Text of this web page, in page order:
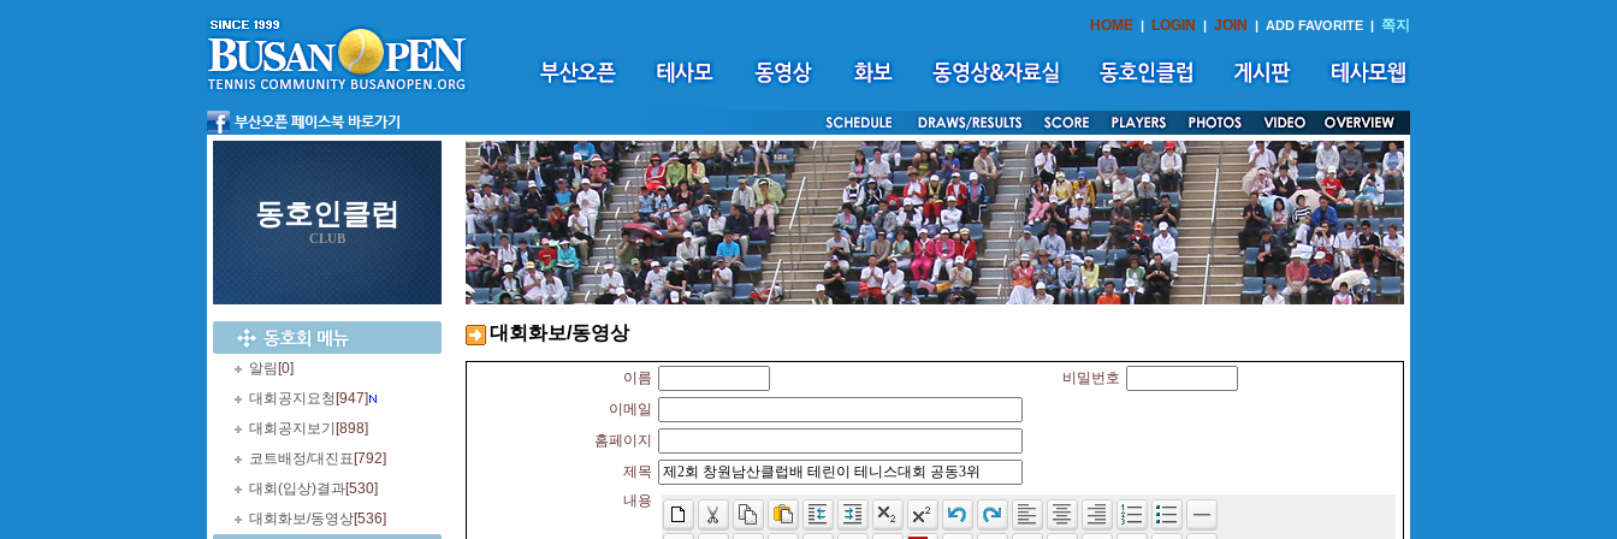
HOME | LOGIN | JOIN | ADD FAVORITE | 쪽지
동호인클럽
CLUB
알림 [0]
대회공지요청 [947]
대회공지보기 [898]
코트배정/대진표 [792]
대회(입상)결과[530]
대회화보/동영상[536]
대회화보/동영상
이름
비밀번호
이메일
홈페이지
제목
내용